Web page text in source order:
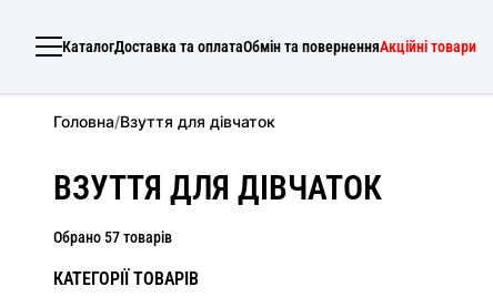
КаталогДоставка та оплатаОбмін та поверненняАкційні товари
Головна/Взуття для дівчаток
ВЗУТТЯ ДЛЯ ДІВЧАТОК
Обрано 57 товарів
КАТЕГОРІЇ ТОВАРІВ